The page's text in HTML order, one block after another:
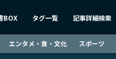
BOX タグ一覧 記事詳細検索
エンタメ・食・文化 スポーツ